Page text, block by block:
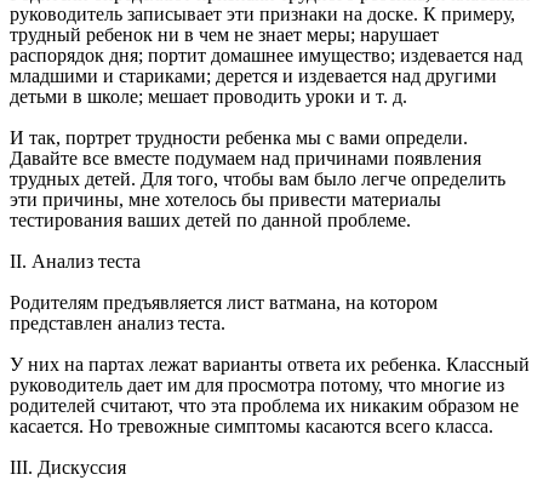
руководитель записывает эти признаки на доске. К примеру,
трудный ребенок ни в чем не знает меры; нарушает
распорядок дня; портит домашнее имущество; издевается над
младшими и стариками; дерется и издевается над другими
детьми в школе; мешает проводить уроки и т. д.
И так, портрет трудности ребенка мы с вами определи.
Давайте все вместе подумаем над причинами появления
трудных детей. Для того, чтобы вам было легче определить
эти причины, мне хотелось бы привести материалы
тестирования ваших детей по данной проблеме.
II. Анализ теста
Родителям предъявляется лист ватмана, на котором
представлен анализ теста.
У них на партах лежат варианты ответа их ребенка. Классный
руководитель дает им для просмотра потому, что многие из
родителей считают, что эта проблема их никаким образом не
касается. Но тревожные симптомы касаются всего класса.
III. Дискуссия